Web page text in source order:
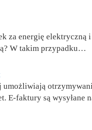
za energię elektryczną i
W takim przypadku…
umożliwiają
E-faktury są wysyłane